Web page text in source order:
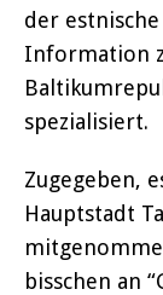
der
Information
spezialisiert.
Zugegeben,
Hauptstadt
bisschen an